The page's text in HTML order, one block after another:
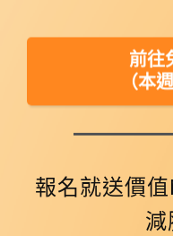
前往
（本
報名就送價
減